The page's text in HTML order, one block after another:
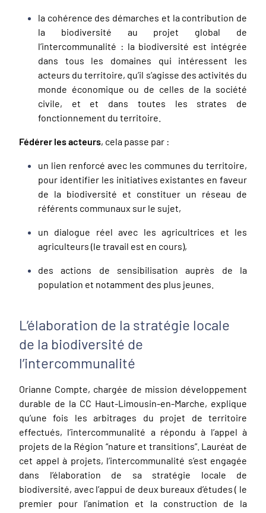
la cohérence des démarches et la contribution de
la biodiversité au projet global de
l’intercommunalité : la biodiversité est intégrée
dans tous les domaines qui intéressent les
acteurs du territoire, qu’il s’agisse des activités du
monde économique ou de celles de la société
civile, et et dans toutes les strates de
fonctionnement du territoire.
Fédérer les acteurs, cela passe par :
un lien renforcé avec les communes du territoire,
pour identifier les initiatives existantes en faveur
de la biodiversité et constituer un réseau de
référents communaux sur le sujet,
un dialogue réel avec les agricultrices et les
agriculteurs (le travail est en cours),
des actions de sensibilisation auprès de la
population et notamment des plus jeunes.
L’élaboration de la stratégie locale
de la biodiversité de
l’intercommunalité
Orianne Compte, chargée de mission développement
durable de la CC Haut-Limousin-en-Marche, explique
qu’une fois les arbitrages du projet de territoire
effectués, l’intercommunalité a répondu à l’appel à
projets de la Région “nature et transitions”. Lauréat de
cet appel à projets, l’intercommunalité s’est engagée
dans l’élaboration de sa stratégie locale de
biodiversité, avec l’appui de deux bureaux d’études ( le
premier pour l’animation et la construction de la